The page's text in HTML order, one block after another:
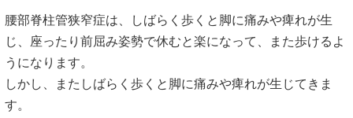
腰部脊柱管狭窄症は、しばらく歩くと脚に痛みや痺れが生
じ、座ったり前屈み姿勢で休むと楽になって、また歩けるよ
うになります。
しかし、またしばらく歩くと脚に痛みや痺れが生じてきま
す。